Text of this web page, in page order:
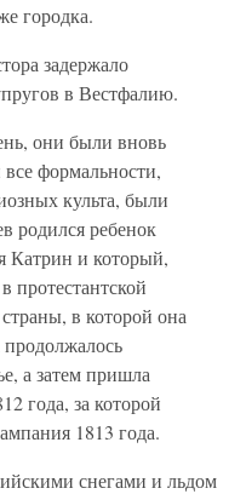
городка.
задержало
в Вестфалию.
они были вновь
формальности,
культа, были
родился ребенок
Катрин и который,
протестантской
в которой она
а затем пришла
года, за которой
1813 года.
снегами и льдом